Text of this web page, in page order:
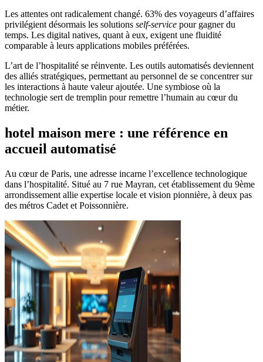
Les attentes ont radicalement changé. 63% des voyageurs d’affaires
privilégient désormais les solutions self-service pour gagner du
temps. Les digital natives, quant à eux, exigent une fluidité
comparable à leurs applications mobiles préférées.
L’art de l’hospitalité se réinvente. Les outils automatisés deviennent
des alliés stratégiques, permettant au personnel de se concentrer sur
les interactions à haute valeur ajoutée. Une symbiose où la
technologie sert de tremplin pour remettre l’humain au cœur du
métier.
hotel maison mere : une référence en
accueil automatisé
Au cœur de Paris, une adresse incarne l’excellence technologique
dans l’hospitalité. Situé au 7 rue Mayran, cet établissement du 9ème
arrondissement allie expertise locale et vision pionnière, à deux pas
des métros Cadet et Poissonnière.